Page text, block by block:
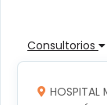
Consultorios
HOSPITAL